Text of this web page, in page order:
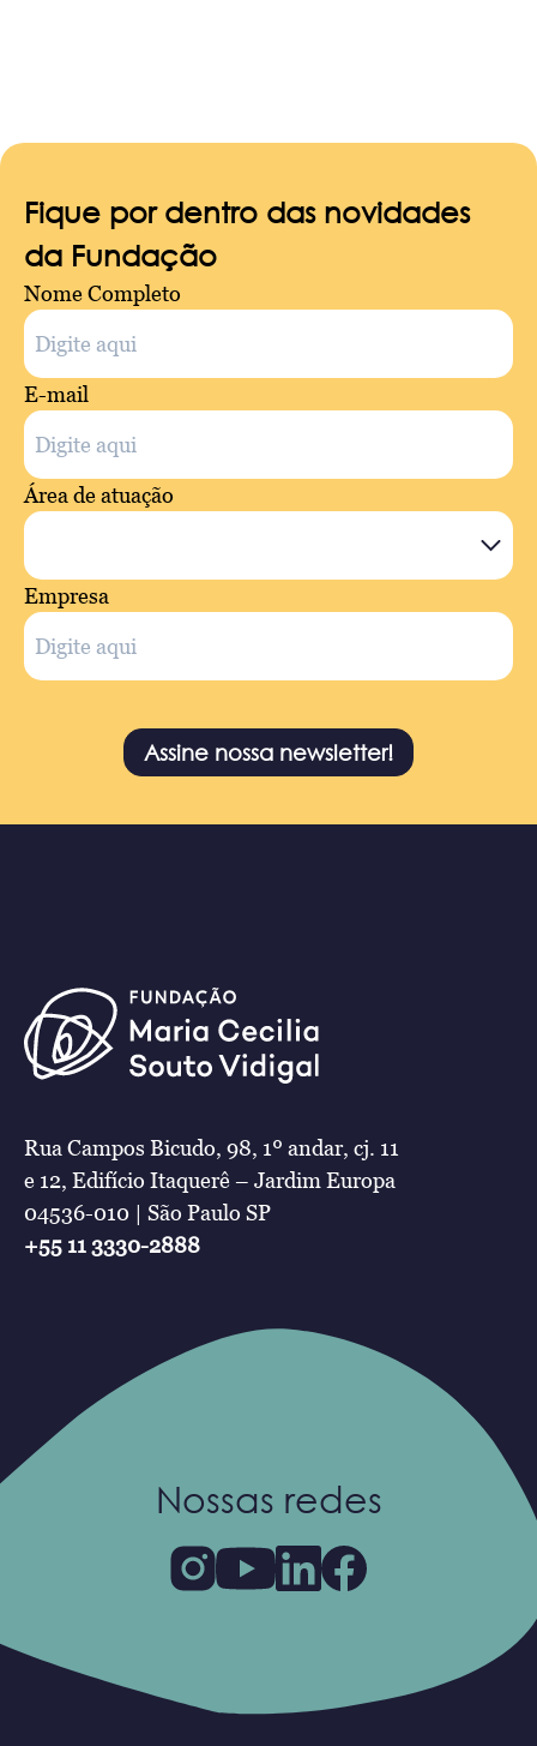
Fique por dentro das novidades
da Fundação
Nome Completo
E-mail
Área de atuação
Empresa
Assine nossa newsletter!
Rua Campos Bicudo, 98, 1º andar, cj. 11
e 12, Edifício Itaquerê – Jardim Europa
04536-010 | São Paulo SP
+55 11 3330-2888
Nossas redes